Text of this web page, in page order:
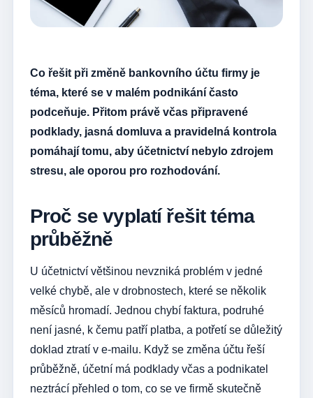
Co řešit při změně bankovního účtu firmy je
téma, které se v malém podnikání často
podceňuje. Přitom právě včas připravené
podklady, jasná domluva a pravidelná kontrola
pomáhají tomu, aby účetnictví nebylo zdrojem
stresu, ale oporou pro rozhodování.
Proč se vyplatí řešit téma
průběžně
U účetnictví většinou nevzniká problém v jedné
velké chybě, ale v drobnostech, které se několik
měsíců hromadí. Jednou chybí faktura, podruhé
není jasné, k čemu patří platba, a potřetí se důležitý
doklad ztratí v e-mailu. Když se změna účtu řeší
průběžně, účetní má podklady včas a podnikatel
neztrácí přehled o tom, co se ve firmě skutečně